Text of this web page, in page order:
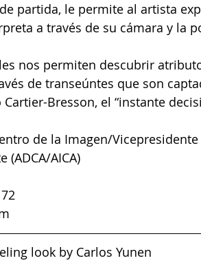
partida, le permite al artista
a través de su cámara y la
nos permiten descubrir
de transeúntes que son
Bresson, el “instante
de la Imagen/
AICA)
look by Carlos Yunen